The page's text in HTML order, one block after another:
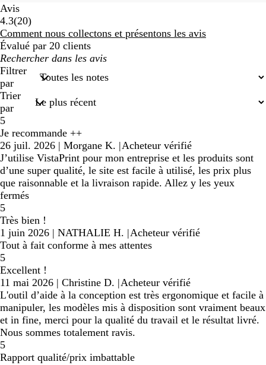
Avis
4.3(2020
avis
)
Comment nous collectons et présentons les avis
Évalué par 20 clients
Mes
recherches
saisies
Filtrer
par
Trier
par
5
Je recommande ++
26 juil. 2026 | Morgane K. |Acheteur vérifié
J’utilise VistaPrint pour mon entreprise et les produits sont
d’une super qualité, le site est facile à utilisé, les prix plus
que raisonnable et la livraison rapide. Allez y les yeux
fermés
5
Très bien !
1 juin 2026 | NATHALIE H. |Acheteur vérifié
Tout à fait conforme à mes attentes
5
Excellent !
11 mai 2026 | Christine D. |Acheteur vérifié
L'outil d’aide à la conception est très ergonomique et facile à
manipuler, les modèles mis à disposition sont vraiment beaux
et in fine, merci pour la qualité du travail et le résultat livré.
Nous sommes totalement ravis.
5
Rapport qualité/prix imbattable